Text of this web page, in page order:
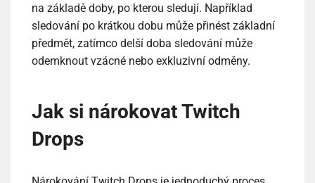
na základě doby, po kterou sledují. Například
sledování po krátkou dobu může přinést základní
předmět, zatímco delší doba sledování může
odemknout vzácné nebo exkluzivní odměny.
Jak si nárokovat Twitch
Drops